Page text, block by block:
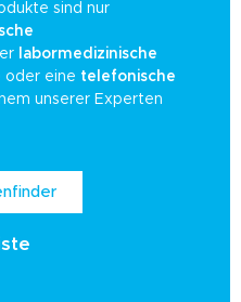
sind nur
labormedizinische
oder eine telefonische
unserer Experten